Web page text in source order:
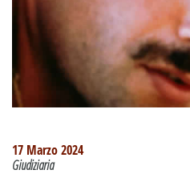
17 Marzo 2024
Giudiziaria